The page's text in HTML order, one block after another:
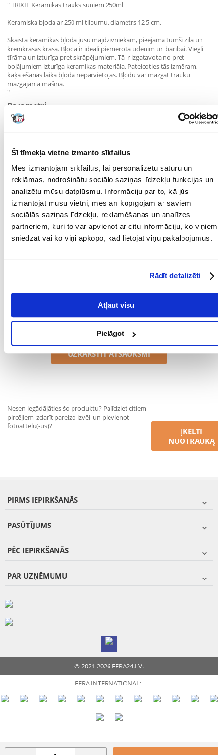
Šī tīmekļa vietne izmanto sīkfailus
Mēs izmantojam sīkfailus, lai personalizētu saturu un
reklāmas, nodrošinātu sociālo saziņas līdzekļu funkcijas un
analizētu mūsu datplūsmu. Informāciju par to, kā jūs
izmantojat mūsu vietni, mēs arī kopīgojam ar saviem
sociālās saziņas līdzekļu, reklamēšanas un analīzes
partneriem, kuri to var apvienot ar citu informāciju, ko viņiem
sniedzat vai ko viņi apkopo, kad lietojat viņu pakalpojumus.
Rādīt detalizēti
Atļaut visu
Pielāgot
" TRIXIE Keramikas trauks suņiem 250ml
Keramiska bļoda ar 250 ml tilpumu, diametrs 12,5 cm.
Skaista keramikas bļoda jūsu mājdzīvniekam, pieejama tumši zilā un
krēmkrāsas krāsā. Bļoda ir ideāli piemērota ūdenim un barībai. Viegli
tīrāma un izturīga pret skrāpējumiem. Tā ir izgatavota no pret
bojājumiem izturīga keramikas materiāla. Pateicoties tās izmēram,
kaķa ēšanas laikā bļoda nepārvietojas. Bļodu var mazgāt trauku
mazgājamā mašīnā.
"
Parametri
TILPUMS (ML): 250
PRODUCENT: TRIXIE
Kādi ir produktu vērtēšanas noteikumi?
Tikai reģistrēti FERA24.LV klienti, kuri ir iegādājušies produktu,
var dot tai vērtējumu. Ar zvaigznītēm norādītais vērtējums ir
vidējais no visiem vērtējumiem. Pēc atsauksmju apstrādes mēs
publicēsim gan pozitīvus, gan negatīvus vērtējumus.
Atsauksmes nav atrastas
UZRAKSTĪT ATSAUKSMI
Nesen iegādājāties šo produktu? Palīdziet citiem
pircējiem izdarīt pareizo izvēli un pievienot
fotoattēlu(-us)?
ĮKELTI
NUOTRAUKĄ
PIRMS IEPIRKŠANĀS
PASŪTĪJUMS
PĒC IEPIRKŠANĀS
PAR UZŅĒMUMU
© 2021-2026 FERA24.LV.
FERA INTERNATIONAL: